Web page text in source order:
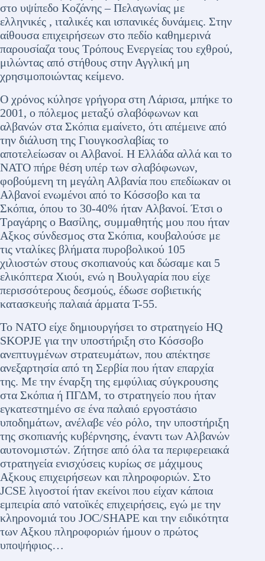
στο υψίπεδο Κοζάνης – Πελαγωνίας με
ελληνικές , ιταλικές και ισπανικές δυνάμεις. Στην
αίθουσα επιχειρήσεων στο πεδίο καθημερινά
παρουσίαζα τους Τρόπους Ενεργείας του εχθρού,
μιλώντας από στήθους στην Αγγλική μη
χρησιμοποιώντας κείμενο.
Ο χρόνος κύλησε γρήγορα στη Λάρισα, μπήκε το
2001, ο πόλεμος μεταξύ σλαβόφωνων και
αλβανών στα Σκόπια εμαίνετο, ότι απέμεινε από
την διάλυση της Γιουγκοσλαβίας το
αποτελείωσαν οι Αλβανοί. Η Ελλάδα αλλά και το
ΝΑΤΟ πήρε θέση υπέρ των σλαβόφωνων,
φοβούμενη τη μεγάλη Αλβανία που επεδίωκαν οι
Αλβανοί ενωμένοι από το Κόσσοβο και τα
Σκόπια, όπου το 30-40% ήταν Αλβανοί. Έτσι ο
Τραγάρης ο Βασίλης, συμμαθητής μου που ήταν
Αξκος σύνδεσμος στα Σκόπια, κουβαλούσε με
τις νταλίκες βλήματα πυροβολικού 105
χιλιοστών στους σκοπιανούς και δώσαμε και 5
ελικόπτερα Χιούι, ενώ η Βουλγαρία που είχε
περισσότερους δεσμούς, έδωσε σοβιετικής
κατασκευής παλαιά άρματα Τ-55.
Το ΝΑΤΟ είχε δημιουργήσει το στρατηγείο HQ
SKOPJE για την υποστήριξη στο Κόσσοβο
ανεπτυγμένων στρατευμάτων, που απέκτησε
ανεξαρτησία από τη Σερβία που ήταν επαρχία
της. Με την έναρξη της εμφύλιας σύγκρουσης
στα Σκόπια ή ΠΓΔΜ, το στρατηγείο που ήταν
εγκατεστημένο σε ένα παλαιό εργοστάσιο
υποδημάτων, ανέλαβε νέο ρόλο, την υποστήριξη
της σκοπιανής κυβέρνησης, έναντι των Αλβανών
αυτονομιστών. Ζήτησε από όλα τα περιφερειακά
στρατηγεία ενισχύσεις κυρίως σε μάχιμους
Αξκους επιχειρήσεων και πληροφοριών. Στο
JCSE λιγοστοί ήταν εκείνοι που είχαν κάποια
εμπειρία από νατοϊκές επιχειρήσεις, εγώ με την
κληρονομιά του JOC/SHAPE και την ειδικότητα
των Αξκου πληροφοριών ήμουν ο πρώτος
υποψήφιος…